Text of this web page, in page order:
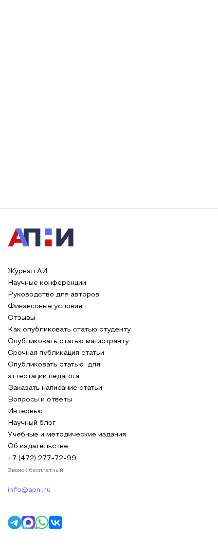
Журнал АИ
Научные конференции
Руководство для авторов
Финансовые условия
Отзывы
Как опубликовать статью студенту
Опубликовать статью магистранту
Срочная публикация статьи
Опубликовать статью для
аттестации педагога
Заказать написание статьи
Вопросы и ответы
Интервью
Научный блог
Учебные и методические издания
Об издательстве
+7 (472) 277-72-99
Звонок бесплатный
info@apni.ru